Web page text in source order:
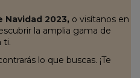
Navidad 2023, o visítanos en
la amplia gama de
ti.
lo que buscas. ¡Te